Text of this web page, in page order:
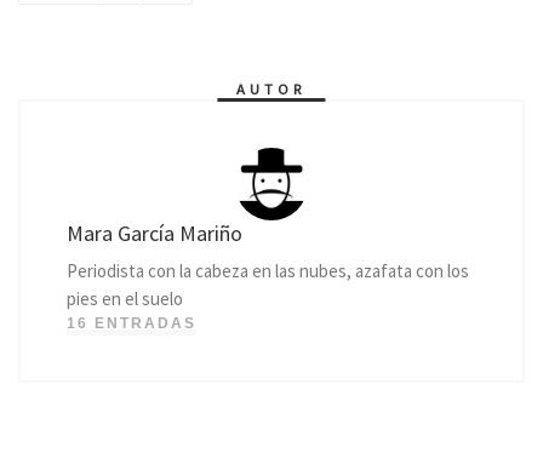
AUTOR
Mara García Mariño
Periodista con la cabeza en las nubes, azafata con los
pies en el suelo
16 ENTRADAS